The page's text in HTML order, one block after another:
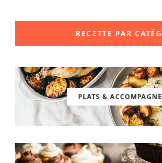
RECETTE PAR
PLATS &